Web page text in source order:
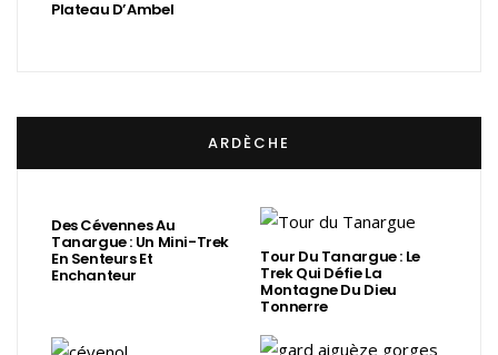
Plateau D’Ambel
ARDÈCHE
Des Cévennes Au
Tanargue : Un Mini-Trek
En Senteurs Et
Enchanteur
Tour Du Tanargue : Le
Trek Qui Défie La
Montagne Du Dieu
Tonnerre